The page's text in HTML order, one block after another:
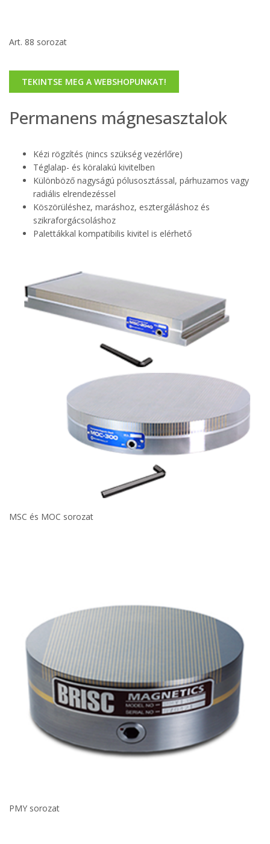
Art. 88 sorozat
TEKINTSE MEG A WEBSHOPUNKAT!
Permanens mágnesasztalok
Kézi rögzítés (nincs szükség vezérlőre)
Téglalap- és köralakú kivitelben
Különböző nagyságú pólusosztással, párhuzamos vagy
radiális elrendezéssel
Köszörüléshez, maráshoz, esztergáláshoz és
szikraforgácsoláshoz
Palettákkal kompatibilis kivitel is elérhető
MSC és MOC sorozat
PMY sorozat